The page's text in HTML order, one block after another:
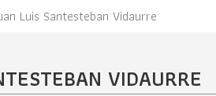
Luis Santesteban Vidaurre
VIDAURRE